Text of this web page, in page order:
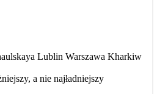
Lublin Warszawa Kharkiw
a nie najładniejszy